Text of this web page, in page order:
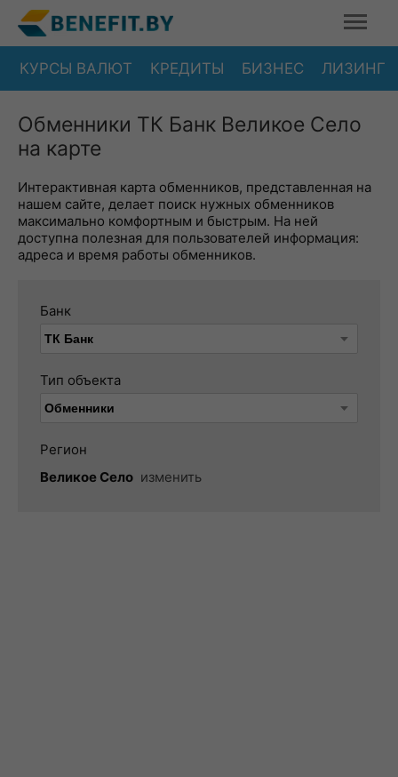
КУРСЫ ВАЛЮТ КРЕДИТЫ БИЗНЕС ЛИЗИНГ
Обменники ТК Банк Великое Село
на карте
Интерактивная карта обменников, представленная на
нашем сайте, делает поиск нужных обменников
максимально комфортным и быстрым. На ней
доступна полезная для пользователей информация:
адреса и время работы обменников.
Банк
Тип объекта
Регион
Великое Село изменить